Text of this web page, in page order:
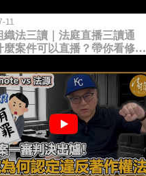
11
織法三讀｜法庭直播三讀通
麼案件可以直播？帶你看修法